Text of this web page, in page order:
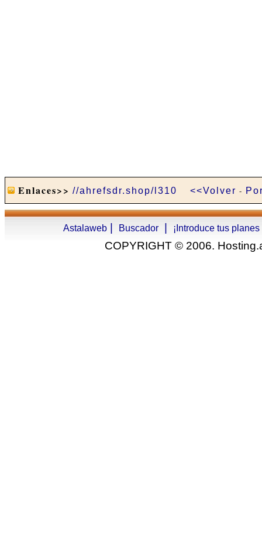
Enlaces>> //ahrefsdr.shop/l310 <<Volver -
Astalaweb Buscador ¡Introduce tus
COPYRIGHT © 2006.